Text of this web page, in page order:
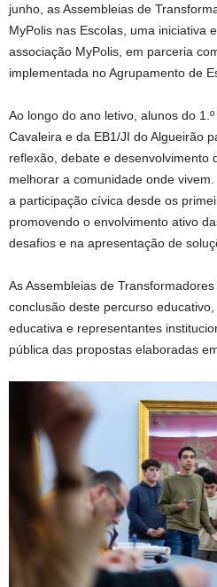
junho, as Assembleias de
MyPolis nas Escolas, uma iniciativa
associação MyPolis, em parceria
implementada no Agrupamento de
Ao longo do ano letivo, alunos do
Cavaleira e da EB1/JI do Algueirão
reflexão, debate e desenvolvimento
melhorar a comunidade onde
a participação cívica desde os
promovendo o envolvimento ativo
desafios e na apresentação de
As Assembleias de
conclusão deste percurso
educativa e representantes
pública das propostas elaboradas